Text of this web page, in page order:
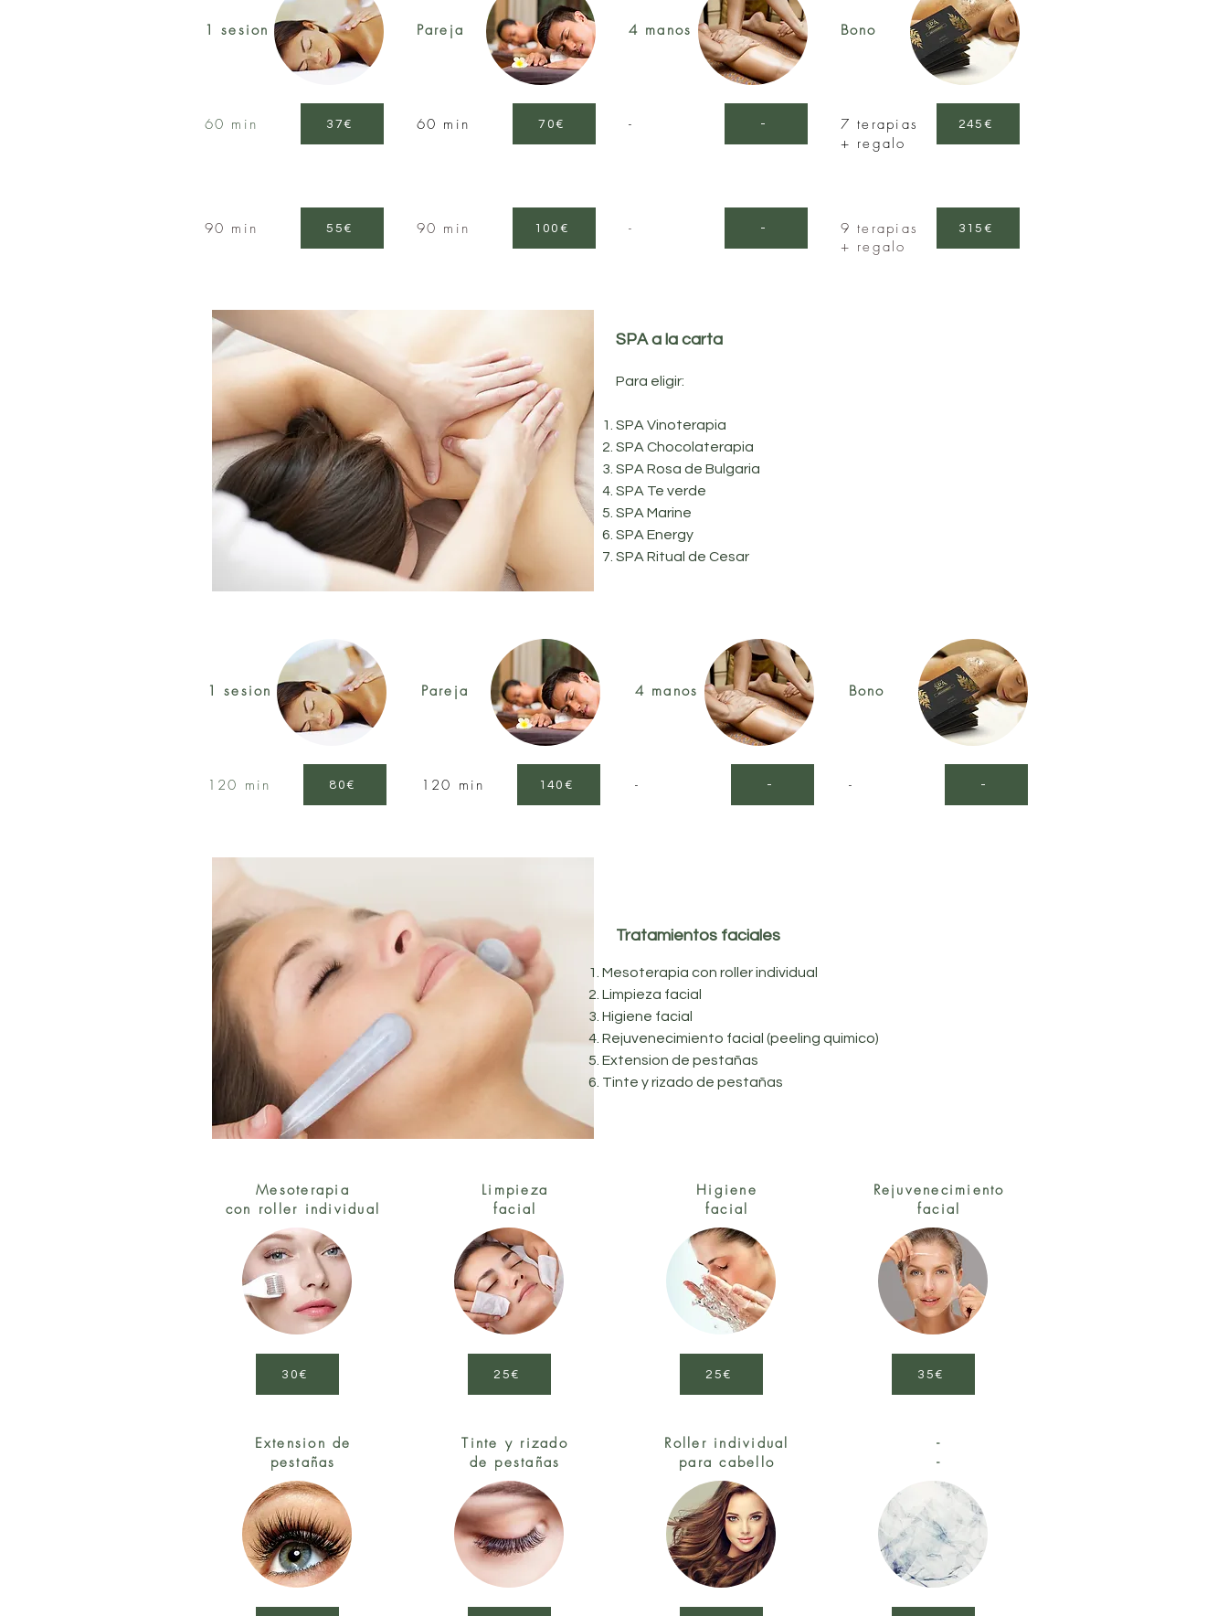
1 sesion
60 min 37€
90 min 55€
Pareja
60 min 70€
90 min 100€
4 manos
- -
- -
Bono
7 terapias
+ regalo
245€
9 terapias
+ regalo
315€
SPA a la carta
Para eligir:
SPA Vinoterapia
SPA Chocolaterapia
SPA Rosa de Bulgaria
SPA Te verde
SPA Marine
SPA Energy
SPA Ritual de Cesar
1 sesion
120 min 80€
Pareja
120 min 140€
4 manos
- -
Bono
- -
Tratamientos faciales
Mesoterapia con roller individual
Limpieza facial
Higiene facial
Rejuvenecimiento facial (peeling quimico)
Extension de pestañas
Tinte y rizado de pestañas
Mesoterapia
con roller individual
30€
Limpieza
facial
25€
Higiene
facial
25€
Rejuvenecimiento
facial
35€
Extension de
pestañas
Tinte y rizado
de pesta ñas
Roller individual
para cabello
-
-